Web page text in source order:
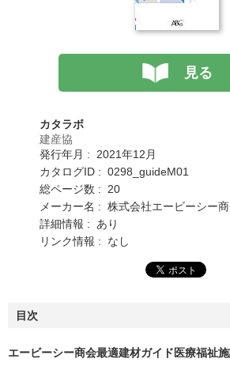
見る
カタラボ
建産協
発行年月 : 2021年12月
カタログID : 0298_guideM01
総ページ数 : 20
メーカー名 : 株式会社エービーシー
詳細情報 : あり
リンク情報 : なし
目次
エービーシー商会最適建材ガイド医療福祉